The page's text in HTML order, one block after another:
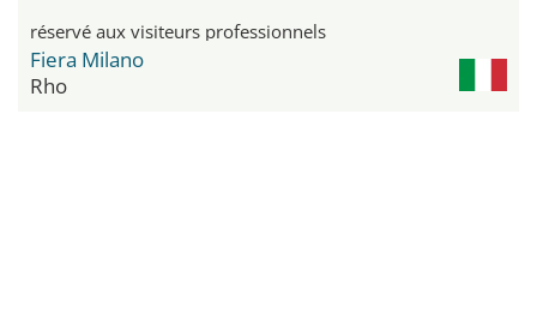
réservé aux visiteurs professionnels
Fiera Milano
Rho